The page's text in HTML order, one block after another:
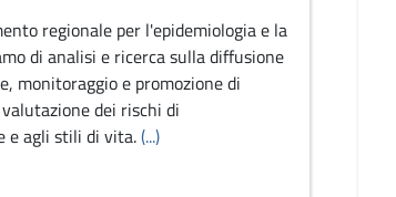
regionale per l'epidemiologia e la
di analisi e ricerca sulla diffusione
monitoraggio e promozione di
dei rischi di
e agli stili di vita.(...)